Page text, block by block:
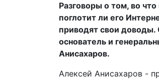
Разговоры о том, во
поглотит ли его
приводят свои доводы.
основатель и
Анисахаров.
Алексей Анисахаров -